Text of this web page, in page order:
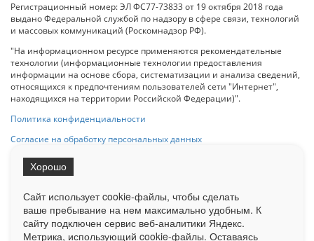
Регистрационный номер: ЭЛ ФС77-73833 от 19 октября 2018 года
выдано Федеральной службой по надзору в сфере связи, технологий
и массовых коммуникаций (Роскомнадзор РФ).
"На информационном ресурсе применяются рекомендательные
технологии (информационные технологии предоставления
информации на основе сбора, систематизации и анализа сведений,
относящихся к предпочтениям пользователей сети "Интернет",
находящихся на территории Российской Федерации)".
Политика конфиденциальности
Согласие на обработку персональных данных
При использовании любого материала с данного сайта гипер-ссылка
на Сетевое издание «ОрелТаймс» обязательна.
Ограниченная статистика посещаемости доступна на сайте
Liveinternet.ru . Подробная статистика для рекламодателей по запросу
Сайт использует cookie-файлы, чтобы сделать
ваше пребывание на нем максимально удобным. К
cайту подключен сервис веб-аналитики Яндекс.
Метрика, использующий cookie-файлы. Оставаясь
Хорошо